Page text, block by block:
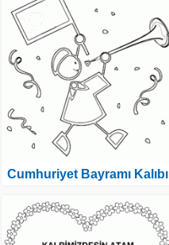
Cumhuriyet Bayramı Kalıbı